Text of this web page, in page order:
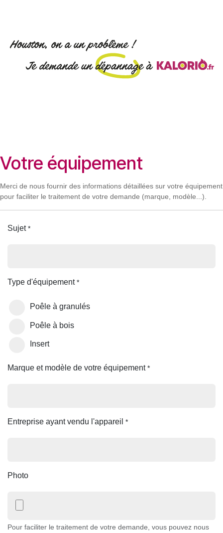
Votre équipement
Merci de nous fournir des informations détaillées sur votre équipement
pour faciliter le traitement de votre demande (marque, modèle...).
Sujet *
Type d'équipement *
Poêle à granulés
Poêle à bois
Insert
Marque et modèle de votre équipement *
Entreprise ayant vendu l'appareil *
Photo
Pour faciliter le traitement de votre demande, vous pouvez nous